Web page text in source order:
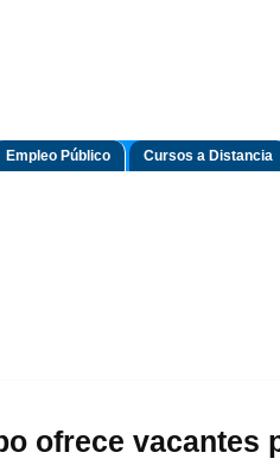
Empleo Público Cursos a Distancia
ofrece vacantes